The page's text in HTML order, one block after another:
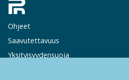
Ohjeet
Saavutettavuus
Yksityisyydensuoja